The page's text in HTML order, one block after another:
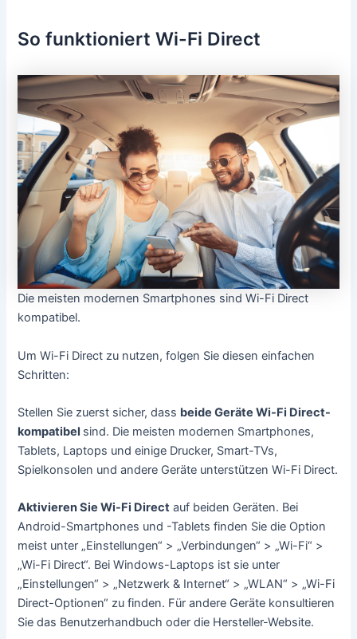
So funktioniert Wi-Fi Direct
Die meisten modernen Smartphones sind Wi-Fi Direct
kompatibel.
Um Wi-Fi Direct zu nutzen, folgen Sie diesen einfachen
Schritten:
Stellen Sie zuerst sicher, dass beide Geräte Wi-Fi Direct-
kompatibel sind. Die meisten modernen Smartphones,
Tablets, Laptops und einige Drucker, Smart-TVs,
Spielkonsolen und andere Geräte unterstützen Wi-Fi Direct.
Aktivieren Sie Wi-Fi Direct auf beiden Geräten. Bei
Android-Smartphones und -Tablets finden Sie die Option
meist unter „Einstellungen“ > „Verbindungen“ > „Wi-Fi“ >
„Wi-Fi Direct“. Bei Windows-Laptops ist sie unter
„Einstellungen“ > „Netzwerk & Internet“ > „WLAN“ > „Wi-Fi
Direct-Optionen“ zu finden. Für andere Geräte konsultieren
Sie das Benutzerhandbuch oder die Hersteller-Website.